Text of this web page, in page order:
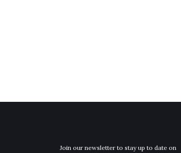
Join our newsletter to stay up to date on